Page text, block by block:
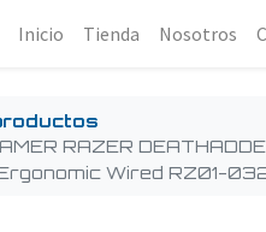
Inicio Tienda Nosotros
RAZER
Wired RZ01-